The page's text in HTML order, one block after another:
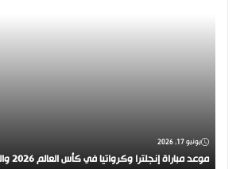
يونيو 17, 2026
موعد مباراة إنجلترا وكرواتيا في كأس العالم 2026 والقنوات الناقلة